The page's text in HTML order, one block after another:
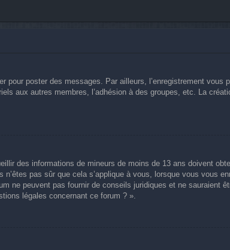
pour poster des messages. Par ailleurs, l’enregistrement vous
aux autres membres, l’adhésion à des groupes, etc. La
des informations de mineurs de moins de 13 ans doivent
pas sûr que cela s’applique à vous, lorsque vous vous
ne peuvent pas fournir de conseils juridiques et ne sauraient
légales concernant ce forum ? ».